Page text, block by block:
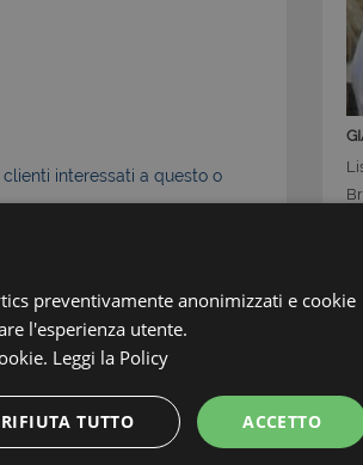
interessati a questo o
sono fornite a titolo
preventivamente anonimizzati e cookie
l'esperienza utente.
Leggi la Policy
ACCETTO
RIFIUTA TUTTO